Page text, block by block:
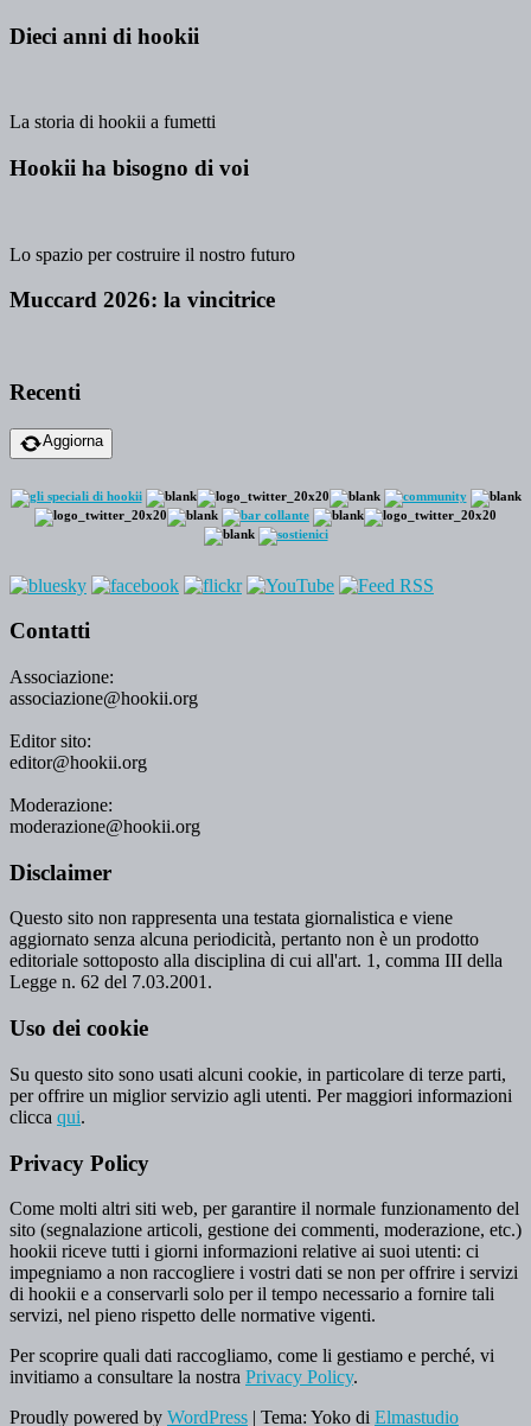
Dieci anni di hookii
La storia di hookii a fumetti
Hookii ha bisogno di voi
Lo spazio per costruire il nostro futuro
Muccard 2026: la vincitrice
Recenti
Aggiorna
Contatti
Associazione:
associazione@hookii.org
Editor sito:
editor@hookii.org
Moderazione:
moderazione@hookii.org
Disclaimer
Questo sito non rappresenta una testata giornalistica e viene
aggiornato senza alcuna periodicità, pertanto non è un prodotto
editoriale sottoposto alla disciplina di cui all'art. 1, comma III della
Legge n. 62 del 7.03.2001.
Uso dei cookie
Su questo sito sono usati alcuni cookie, in particolare di terze parti,
per offrire un miglior servizio agli utenti. Per maggiori informazioni
clicca qui.
Privacy Policy
Come molti altri siti web, per garantire il normale funzionamento del
sito (segnalazione articoli, gestione dei commenti, moderazione, etc.)
hookii riceve tutti i giorni informazioni relative ai suoi utenti: ci
impegniamo a non raccogliere i vostri dati se non per offrire i servizi
di hookii e a conservarli solo per il tempo necessario a fornire tali
servizi, nel pieno rispetto delle normative vigenti.
Per scoprire quali dati raccogliamo, come li gestiamo e perché, vi
invitiamo a consultare la nostra Privacy Policy.
Proudly powered by WordPress | Tema: Yoko di Elmastudio